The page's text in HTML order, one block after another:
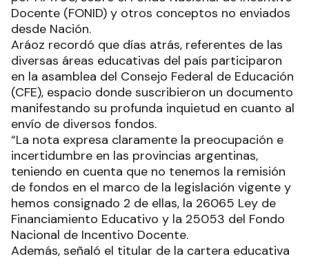
Docente (FONID) y otros conceptos no enviados
desde Nación.
Aráoz recordó que días atrás, referentes de las
diversas áreas educativas del país participaron
en la asamblea del Consejo Federal de Educación
(CFE), espacio donde suscribieron un documento
manifestando su profunda inquietud en cuanto al
envío de diversos fondos.
“La nota expresa claramente la preocupación e
incertidumbre en las provincias argentinas,
teniendo en cuenta que no tenemos la remisión
de fondos en el marco de la legislación vigente y
hemos consignado 2 de ellas, la 26065 Ley de
Financiamiento Educativo y la 25053 del Fondo
Nacional de Incentivo Docente.
Además, señaló el titular de la cartera educativa